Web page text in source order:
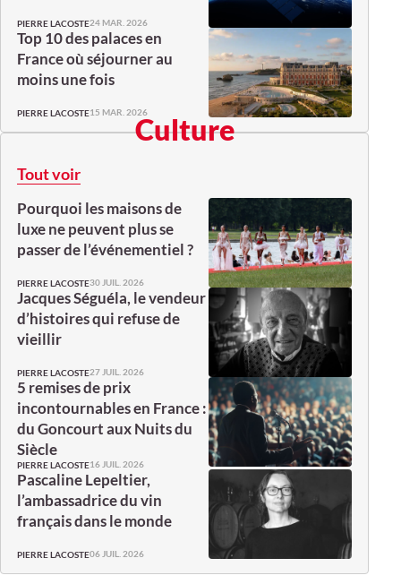
PIERRE LACOSTE24 MAR. 2026
Top 10 des palaces en
France où séjourner au
moins une fois
PIERRE LACOSTE15 MAR. 2026Culture
Tout voir
Pourquoi les maisons de
luxe ne peuvent plus se
passer de l’événementiel ?
PIERRE LACOSTE30 JUIL. 2026
Jacques Séguéla, le vendeur
d’histoires qui refuse de
vieillir
PIERRE LACOSTE27 JUIL. 2026
5 remises de prix
incontournables en France :
du Goncourt aux Nuits du
Siècle
PIERRE LACOSTE16 JUIL. 2026
Pascaline Lepeltier,
l’ambassadrice du vin
français dans le monde
PIERRE LACOSTE06 JUIL. 2026